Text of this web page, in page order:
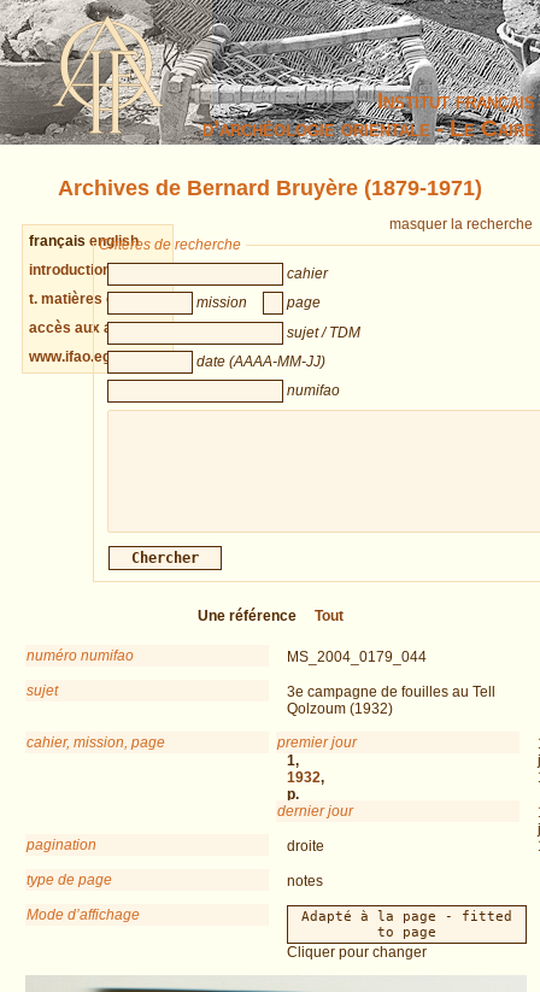
Institut français
d’archéologie orientale - Le Caire
Archives de Bernard Bruyère (1879-1971)
français english
introduction cahiers
t. matières cahiers
accès aux archives
www.ifao.egnet.net
masquer la recherche
Critères de recherche
cahier
mission
page
sujet / TDM
date (AAAA-MM-JJ)
numifao
Une référence Tout
numéro numifao
MS_2004_0179_044
sujet
3e campagne de fouilles au Tell
Qolzoum (1932)
cahier, mission, page
QOL
1,
1932,
p.
24
pagination
droite
type de page
notes
premier jour
dernier jour
Mode d’affichage
Adapté à la page - fitted
to page
Cliquer pour changer